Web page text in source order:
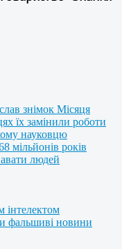
знімок Місяця
їх замінили роботи
науковцю
мільйонів років
людей
інтелектом
фальшиві новини